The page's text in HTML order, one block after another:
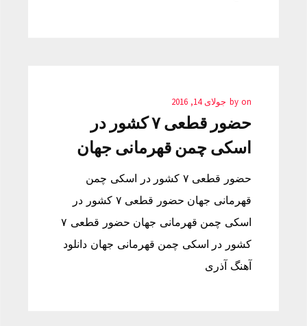
by on جولای 14, 2016
حضور قطعی ۷ کشور در
اسکی چمن قهرمانی جهان
حضور قطعی ۷ کشور در اسکی چمن
قهرمانی جهان حضور قطعی ۷ کشور در
اسکی چمن قهرمانی جهان حضور قطعی ۷
کشور در اسکی چمن قهرمانی جهان دانلود
آهنگ آذری